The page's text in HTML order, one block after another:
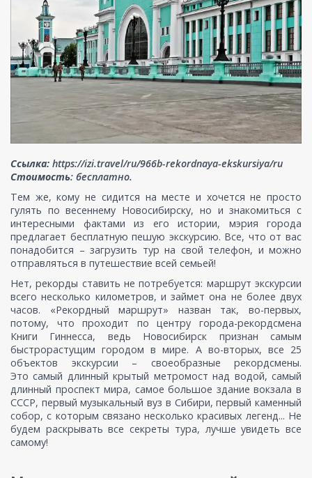
Ссылка: https://izi.travel/ru/966b-rekordnaya-ekskursiya/ru
Стоимость: бесплатно.
Тем же, кому не сидится на месте и хочется не просто
гулять по весеннему Новосибирску, но и знакомиться с
интересными фактами из его истории, мэрия города
предлагает бесплатную пешую экскурсию. Все, что от вас
понадобится – загрузить тур на свой телефон, и можно
отправляться в путешествие всей семьей!
Нет, рекорды ставить не потребуется: маршрут экскурсии
всего несколько километров, и займет она не более двух
часов. «Рекордный маршрут» назван так, во-первых,
потому, что проходит по центру города-рекордсмена
Книги Гиннесса, ведь Новосибирск признан самым
быстрорастущим городом в мире. А во-вторых, все 25
объектов экскурсии – своеобразные рекордсмены.
Это самый длинный крытый метромост над водой, самый
длинный проспект мира, самое большое здание вокзала в
СССР, первый музыкальный вуз в Сибири, первый каменный
собор, с которым связано несколько красивых легенд... Не
будем раскрывать все секреты тура, лучше увидеть все
самому!